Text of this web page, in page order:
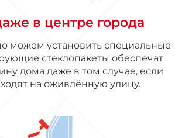
в центре города
можем установить специальные
стеклопакеты обеспечат
дома даже в том случае, если
на оживлённую улицу.